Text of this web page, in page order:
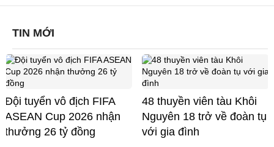
TIN MỚI
Đội tuyển vô địch FIFA
ASEAN Cup 2026 nhận
thưởng 26 tỷ đồng
48 thuyền viên tàu Khôi
Nguyên 18 trở về đoàn tụ
với gia đình